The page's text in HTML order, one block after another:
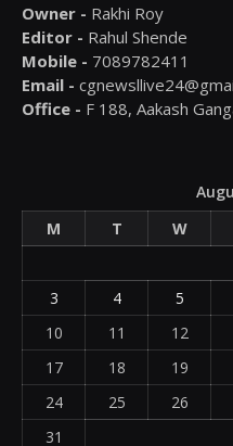
Owner - Rakhi Roy
Editor - Rahul Shende
Mobile - 7089782411
Email -
Office - F 188, Aakash
M
T W
3
4 5
10
11 12
17
18 19
24
25 26
31